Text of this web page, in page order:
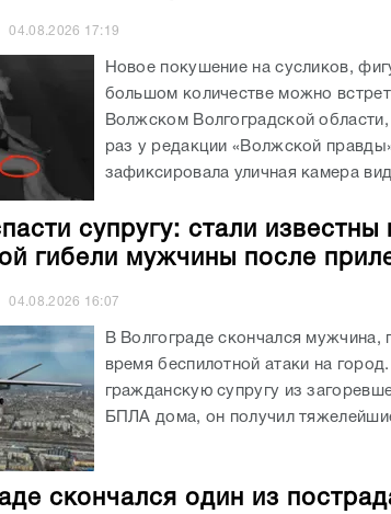
04.08.2026 17:19
Новое покушение на сусликов,
большом количестве можно
Волжском Волгоградской
раз у редакции «Волжской
зафиксировала уличная камера
супругу: стали
гибели мужчины после
04.08.2026 16:07
В Волгограде скончался мужчина,
время беспилотной атаки на
гражданскую супругу из
БПЛА дома, он получил
скончался один из